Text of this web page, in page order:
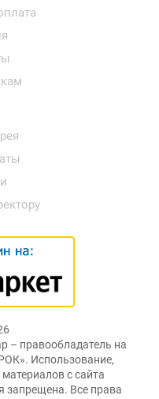
– правообладатель на
Использование,
с сайта
запрещена. Все права